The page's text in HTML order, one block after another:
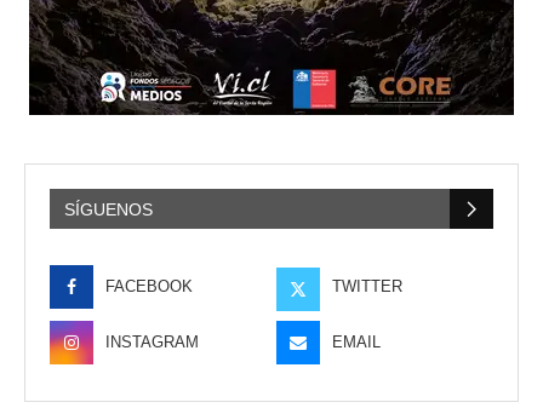
SÍGUENOS
FACEBOOK TWITTER
INSTAGRAM EMAIL